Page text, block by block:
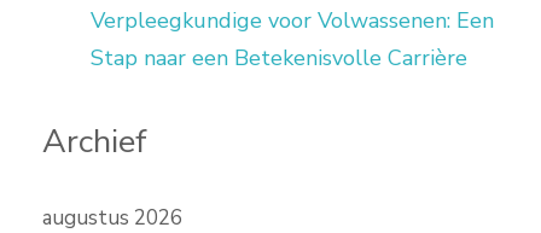
Verpleegkundige voor Volwassenen: Een
Stap naar een Betekenisvolle Carrière
Archief
augustus 2026